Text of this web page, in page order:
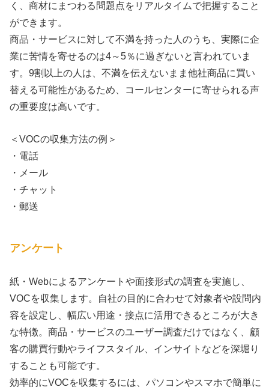
く、商材にまつわる問題点をリアルタイムで把握すること
ができます。
商品・サービスに対して不満を持った人のうち、実際に企
業に苦情を寄せるのは4～5％に過ぎないと言われていま
す。9割以上の人は、不満を伝えないまま他社商品に買い
替える可能性があるため、コールセンターに寄せられる声
の重要度は高いです。
＜VOCの収集方法の例＞
・電話
・メール
・チャット
・郵送
アンケート
紙・Webによるアンケートや面接形式の調査を実施し、
VOCを収集します。自社の目的に合わせて対象者や設問内
容を設定し、幅広い用途・接点に活用できるところが大き
な特徴。商品・サービスのユーザー調査だけではなく、顧
客の購買行動やライフスタイル、インサイトなどを深堀り
することも可能です。
効率的にVOCを収集するには、パソコンやスマホで簡単に